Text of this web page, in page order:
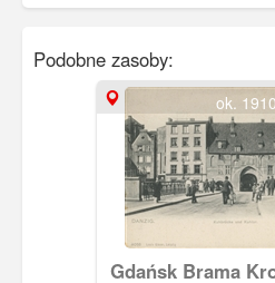
Podobne zasoby:
ok. 1910
Gdańsk Brama